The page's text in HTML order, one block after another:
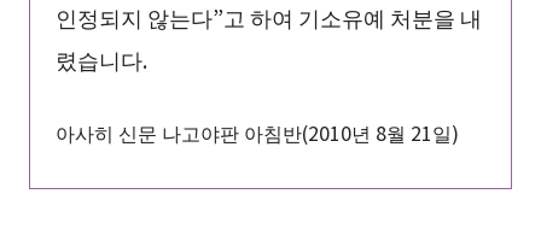
인정되지 않는다”고 하여 기소유예 처분을 내
렸습니다.
아사히 신문 나고야판 아침반(2010년 8월 21일)